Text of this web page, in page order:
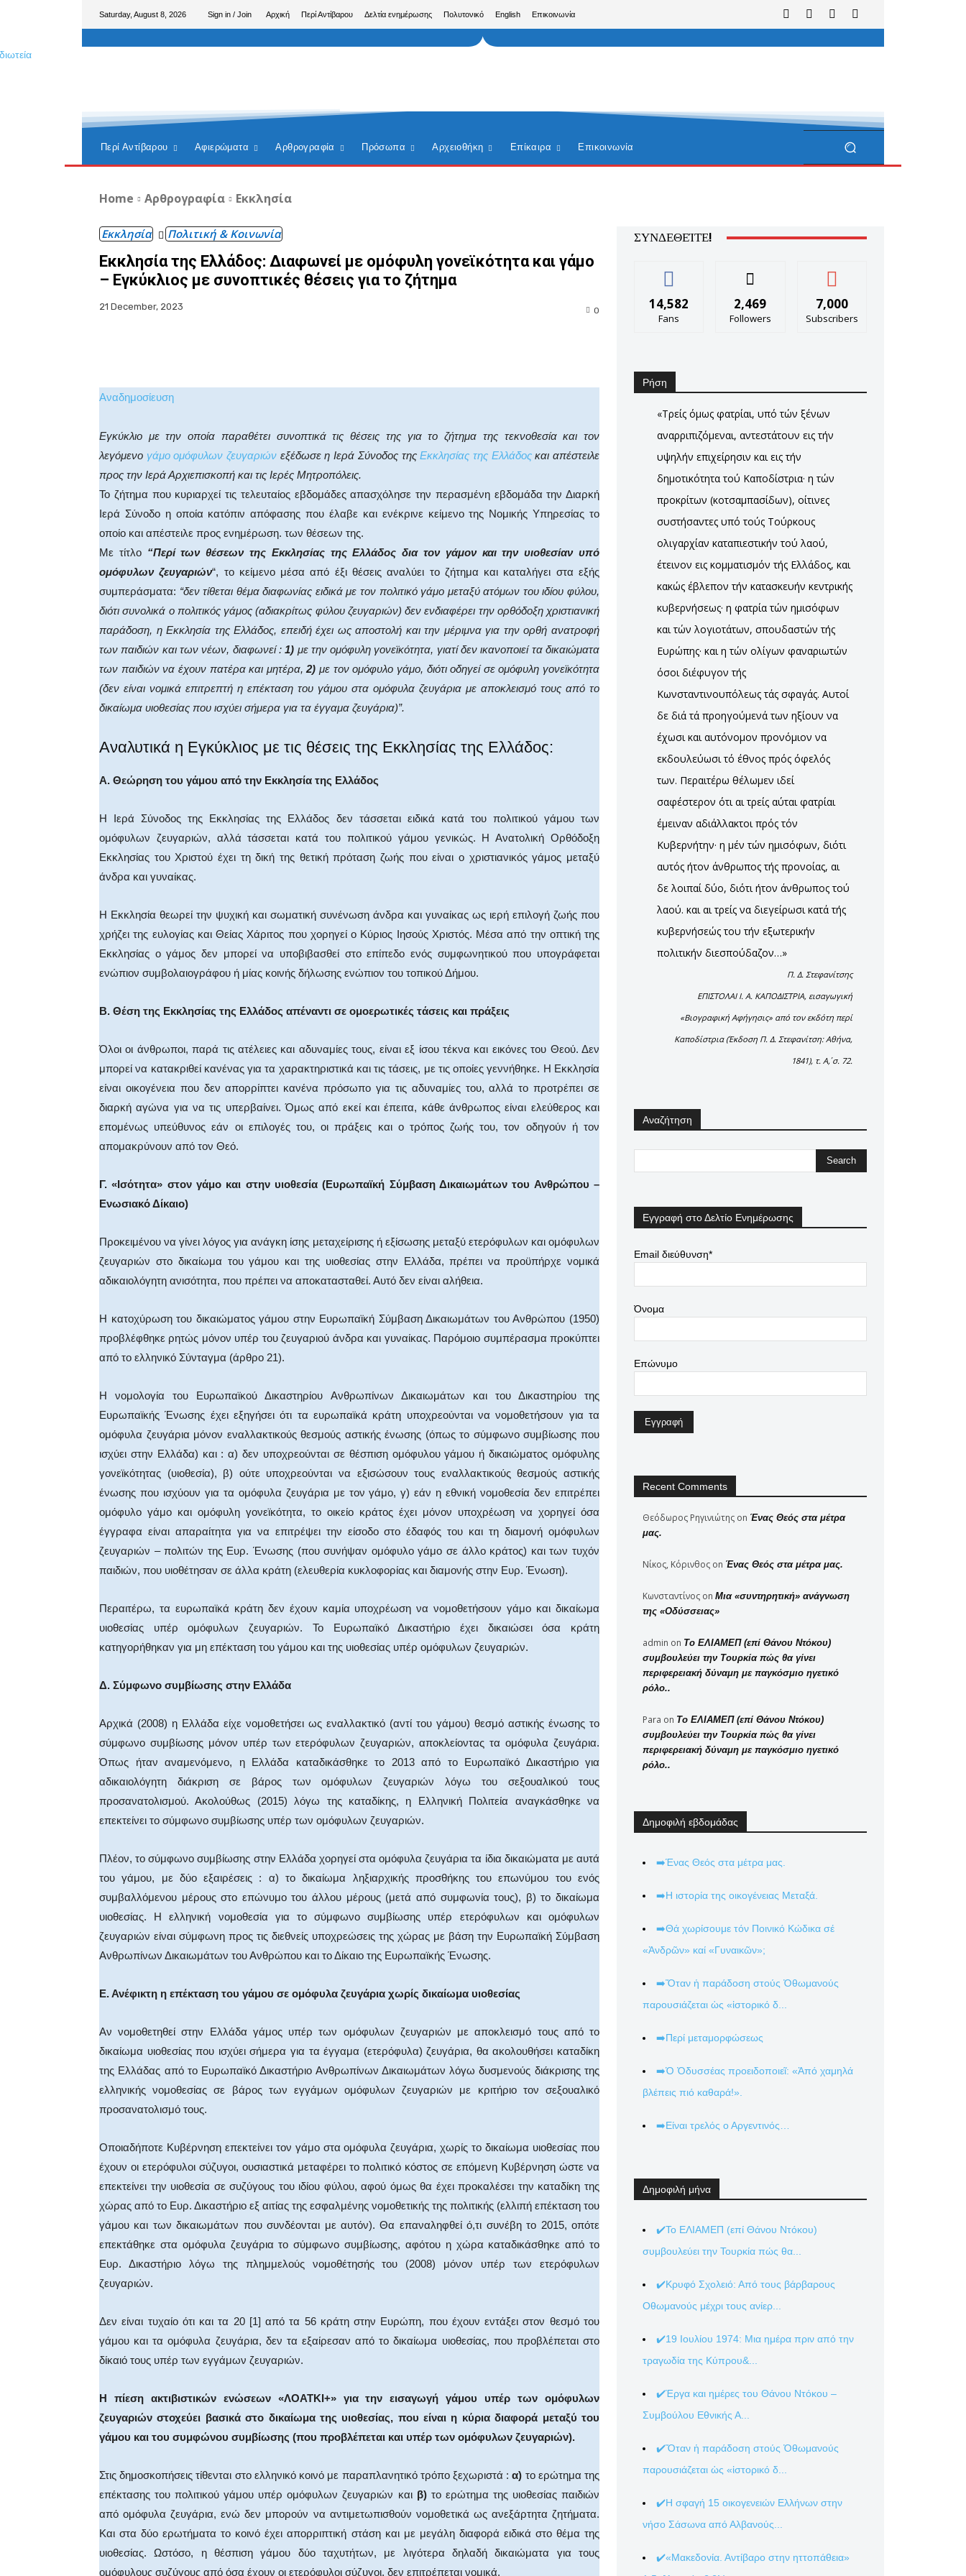
Saturday, August 8, 2026 Sign in / Join Αρχική Περί Αντίβαρου Δελτία ενημέρωσης Πολυτονικό English Επικοινωνία
Περί Αντίβαρου Αφιερώματα Αρθρογραφία Πρόσωπα Αρχειοθήκη Επίκαιρα Επικοινωνία
Home Αρθρογραφία Εκκλησία
Εκκλησία Πολιτική & Κοινωνία
Εκκλησία της Ελλάδος: Διαφωνεί με ομόφυλη γονεϊκότητα και γάμο
– Εγκύκλιος με συνοπτικές θέσεις για το ζήτημα
21 December, 2023 0
Αναδημοσίευση
Εγκύκλιο με την οποία παραθέτει συνοπτικά τις θέσεις της για το ζήτημα της τεκνοθεσία και τον
λεγόμενο γάμο ομόφυλων ζευγαριών εξέδωσε η Ιερά Σύνοδος τηςΕκκλησίας της Ελλάδοςκαι απέστειλε
προς την Ιερά Αρχιεπισκοπή και τις Ιερές Μητροπόλεις.
Το ζήτημα που κυριαρχεί τις τελευταίος εβδομάδες απασχόλησε την περασμένη εβδομάδα την Διαρκή
Ιερά Σύνοδο η οποία κατόπιν απόφασης που έλαβε και ενέκρινε κείμενο της Νομικής Υπηρεσίας το
οποίο και απέστειλε προς ενημέρωση. των θέσεων της.
Με τίτλο “Περί των θέσεων της Εκκλησίας της Ελλάδος δια τον γάμον και την υιοθεσίαν υπό
ομόφυλων ζευγαριών“, το κείμενο μέσα από έξι θέσεις αναλύει το ζήτημα και καταλήγει στα εξής
συμπεράσματα: “δεν τίθεται θέμα διαφωνίας ειδικά με τον πολιτικό γάμο μεταξύ ατόμων του ιδίου φύλου,
διότι συνολικά ο πολιτικός γάμος (αδιακρίτως φύλου ζευγαριών) δεν ενδιαφέρει την ορθόδοξη χριστιανική
παράδοση, η Εκκλησία της Ελλάδος, επειδή έχει ως αποστολή και την μέριμνα για την ορθή ανατροφή
των παιδιών και των νέων, διαφωνεί :1) με την ομόφυλη γονεϊκότητα, γιατί δεν ικανοποιεί τα δικαιώματα
των παιδιών να έχουν πατέρα και μητέρα,2) με τον ομόφυλο γάμο, διότι οδηγεί σε ομόφυλη γονεϊκότητα
(δεν είναι νομικά επιτρεπτή η επέκταση του γάμου στα ομόφυλα ζευγάρια με αποκλεισμό τους από το
δικαίωμα υιοθεσίας που ισχύει σήμερα για τα έγγαμα ζευγάρια)”.
Αναλυτικά η Εγκύκλιος με τις θέσεις της Εκκλησίας της Ελλάδος:
Α. Θεώρηση του γάμου από την Εκκλησία της Ελλάδος
Η Ιερά Σύνοδος της Εκκλησίας της Ελλάδος δεν τάσσεται ειδικά κατά του πολιτικού γάμου των
ομόφυλων ζευγαριών, αλλά τάσσεται κατά του πολιτικού γάμου γενικώς. Η Ανατολική Ορθόδοξη
Εκκλησίας του Χριστού έχει τη δική της θετική πρόταση ζωής που είναι ο χριστιανικός γάμος μεταξύ
άνδρα και γυναίκας.
Η Εκκλησία θεωρεί την ψυχική και σωματική συνένωση άνδρα και γυναίκας ως ιερή επιλογή ζωής που
χρήζει της ευλογίας και Θείας Χάριτος που χορηγεί ο Κύριος Ιησούς Χριστός. Μέσα από την οπτική της
Εκκλησίας ο γάμος δεν μπορεί να υποβιβασθεί στο επίπεδο ενός συμφωνητικού που υπογράφεται
ενώπιον συμβολαιογράφου ή μίας κοινής δήλωσης ενώπιον του τοπικού Δήμου.
Β. Θέση της Εκκλησίας της Ελλάδος απέναντι σε ομοερωτικές τάσεις και πράξεις
Όλοι οι άνθρωποι, παρά τις ατέλειες και αδυναμίες τους, είναι εξ ίσου τέκνα και εικόνες του Θεού. Δεν
μπορεί να κατακριθεί κανένας για τα χαρακτηριστικά και τις τάσεις, με τις οποίες γεννήθηκε. Η Εκκλησία
είναι οικογένεια που δεν απορρίπτει κανένα πρόσωπο για τις αδυναμίες του, αλλά το προτρέπει σε
διαρκή αγώνα για να τις υπερβαίνει. Όμως από εκεί και έπειτα, κάθε άνθρωπος είναι ελεύθερος και
επομένως υπεύθυνος εάν οι επιλογές του, οι πράξεις και ο τρόπος ζωής του, τον οδηγούν ή τον
απομακρύνουν από τον Θεό.
Γ. «Ισότητα» στον γάμο και στην υιοθεσία (Ευρωπαϊκή Σύμβαση Δικαιωμάτων του Ανθρώπου –
Ενωσιακό Δίκαιο)
Προκειμένου να γίνει λόγος για ανάγκη ίσης μεταχείρισης ή εξίσωσης μεταξύ ετερόφυλων και ομόφυλων
ζευγαριών στο δικαίωμα του γάμου και της υιοθεσίας στην Ελλάδα, πρέπει να προϋπήρχε νομικά
αδικαιολόγητη ανισότητα, που πρέπει να αποκατασταθεί. Αυτό δεν είναι αλήθεια.
Η κατοχύρωση του δικαιώματος γάμου στην Ευρωπαϊκή Σύμβαση Δικαιωμάτων του Ανθρώπου (1950)
προβλέφθηκε ρητώς μόνον υπέρ του ζευγαριού άνδρα και γυναίκας. Παρόμοιο συμπέρασμα προκύπτει
από το ελληνικό Σύνταγμα (άρθρο 21).
Η νομολογία του Ευρωπαϊκού Δικαστηρίου Ανθρωπίνων Δικαιωμάτων και του Δικαστηρίου της
Ευρωπαϊκής Ένωσης έχει εξηγήσει ότι τα ευρωπαϊκά κράτη υποχρεούνται να νομοθετήσουν για τα
ομόφυλα ζευγάρια μόνον εναλλακτικούς θεσμούς αστικής ένωσης (όπως το σύμφωνο συμβίωσης που
ισχύει στην Ελλάδα) και : α) δεν υποχρεούνται σε θέσπιση ομόφυλου γάμου ή δικαιώματος ομόφυλης
γονεϊκότητας (υιοθεσία), β) ούτε υποχρεούνται να εξισώσουν τους εναλλακτικούς θεσμούς αστικής
ένωσης που ισχύουν για τα ομόφυλα ζευγάρια με τον γάμο, γ) εάν η εθνική νομοθεσία δεν επιτρέπει
ομόφυλο γάμο και ομόφυλη γονεϊκότητα, το οικείο κράτος έχει μόνον υποχρέωση να χορηγεί όσα
έγγραφα είναι απαραίτητα για να επιτρέψει την είσοδο στο έδαφός του και τη διαμονή ομόφυλων
ζευγαριών – πολιτών της Ευρ. Ένωσης (που συνήψαν ομόφυλο γάμο σε άλλο κράτος) και των τυχόν
παιδιών, που υιοθέτησαν σε άλλα κράτη (ελευθερία κυκλοφορίας και διαμονής στην Ευρ. Ένωση).
Περαιτέρω, τα ευρωπαϊκά κράτη δεν έχουν καμία υποχρέωση να νομοθετήσουν γάμο και δικαίωμα
υιοθεσίας υπέρ ομόφυλων ζευγαριών. Το Ευρωπαϊκό Δικαστήριο έχει δικαιώσει όσα κράτη
κατηγορήθηκαν για μη επέκταση του γάμου και της υιοθεσίας υπέρ ομόφυλων ζευγαριών.
Δ. Σύμφωνο συμβίωσης στην Ελλάδα
Αρχικά (2008) η Ελλάδα είχε νομοθετήσει ως εναλλακτικό (αντί του γάμου) θεσμό αστικής ένωσης το
σύμφωνο συμβίωσης μόνον υπέρ των ετερόφυλων ζευγαριών, αποκλείοντας τα ομόφυλα ζευγάρια.
Όπως ήταν αναμενόμενο, η Ελλάδα καταδικάσθηκε το 2013 από το Ευρωπαϊκό Δικαστήριο για
αδικαιολόγητη διάκριση σε βάρος των ομόφυλων ζευγαριών λόγω του σεξουαλικού τους
προσανατολισμού. Ακολούθως (2015) λόγω της καταδίκης, η Ελληνική Πολιτεία αναγκάσθηκε να
επεκτείνει το σύμφωνο συμβίωσης υπέρ των ομόφυλων ζευγαριών.
Πλέον, το σύμφωνο συμβίωσης στην Ελλάδα χορηγεί στα ομόφυλα ζευγάρια τα ίδια δικαιώματα με αυτά
του γάμου, με δύο εξαιρέσεις : α) το δικαίωμα ληξιαρχικής προσθήκης του επωνύμου του ενός
συμβαλλόμενου μέρους στο επώνυμο του άλλου μέρους (μετά από συμφωνία τους), β) το δικαίωμα
υιοθεσίας. Η ελληνική νομοθεσία για το σύμφωνο συμβίωσης υπέρ ετερόφυλων και ομόφυλων
ζευγαριών είναι σύμφωνη προς τις διεθνείς υποχρεώσεις της χώρας με βάση την Ευρωπαϊκή Σύμβαση
Ανθρωπίνων Δικαιωμάτων του Ανθρώπου και το Δίκαιο της Ευρωπαϊκής Ένωσης.
Ε. Ανέφικτη η επέκταση του γάμου σε ομόφυλα ζευγάρια χωρίς δικαίωμα υιοθεσίας
Αν νομοθετηθεί στην Ελλάδα γάμος υπέρ των ομόφυλων ζευγαριών με αποκλεισμό τους από το
δικαίωμα υιοθεσίας που ισχύει σήμερα για τα έγγαμα (ετερόφυλα) ζευγάρια, θα ακολουθήσει καταδίκη
της Ελλάδας από το Ευρωπαϊκό Δικαστήριο Ανθρωπίνων Δικαιωμάτων λόγω δυσμενούς διάκρισης της
ελληνικής νομοθεσίας σε βάρος των εγγάμων ομόφυλων ζευγαριών με κριτήριο τον σεξουαλικό
προσανατολισμό τους.
Οποιαδήποτε Κυβέρνηση επεκτείνει τον γάμο στα ομόφυλα ζευγάρια, χωρίς το δικαίωμα υιοθεσίας που
έχουν οι ετερόφυλοι σύζυγοι, ουσιαστικά μεταφέρει το πολιτικό κόστος σε επόμενη Κυβέρνηση ώστε να
επεκτείνει την υιοθεσία σε συζύγους του ιδίου φύλου, αφού όμως θα έχει προκαλέσει την καταδίκη της
χώρας από το Ευρ. Δικαστήριο εξ αιτίας της εσφαλμένης νομοθετικής της πολιτικής (ελλιπή επέκταση του
γάμου και των δικαιωμάτων που συνδέονται με αυτόν). Θα επαναληφθεί ό,τι συνέβη το 2015, οπότε
επεκτάθηκε στα ομόφυλα ζευγάρια το σύμφωνο συμβίωσης, αφότου η χώρα καταδικάσθηκε από το
Ευρ. Δικαστήριο λόγω της πλημμελούς νομοθέτησής του (2008) μόνον υπέρ των ετερόφυλων
ζευγαριών.
Δεν είναι τυχαίο ότι και τα 20 [1] από τα 56 κράτη στην Ευρώπη, που έχουν εντάξει στον θεσμό του
γάμου και τα ομόφυλα ζευγάρια, δεν τα εξαίρεσαν από το δικαίωμα υιοθεσίας, που προβλέπεται στο
δίκαιό τους υπέρ των εγγάμων ζευγαριών.
Η πίεση ακτιβιστικών ενώσεων «ΛΟΑΤΚΙ+» για την εισαγωγή γάμου υπέρ των ομόφυλων
ζευγαριών στοχεύει βασικά στο δικαίωμα της υιοθεσίας, που είναι η κύρια διαφορά μεταξύ του
γάμου και του συμφώνου συμβίωσης (που προβλέπεται και υπέρ των ομόφυλων ζευγαριών).
Στις δημοσκοπήσεις τίθενται στο ελληνικό κοινό με παραπλανητικό τρόπο ξεχωριστά :α) το ερώτημα της
επέκτασης του πολιτικού γάμου υπέρ ομόφυλων ζευγαριών και β)το ερώτημα της υιοθεσίας παιδιών
από ομόφυλα ζευγάρια, ενώ δεν μπορούν να αντιμετωπισθούν νομοθετικά ως ανεξάρτητα ζητήματα.
Και στα δύο ερωτήματα το κοινό έχει απορριπτική στάση και με μεγάλη διαφορά ειδικά στο θέμα της
υιοθεσίας. Ωστόσο, η θέσπιση γάμου δύο ταχυτήτων, με λιγότερα δηλαδή δικαιώματα για τους
ομόφυλους συζύγους από όσα έχουν οι ετερόφυλοι σύζυγοι, δεν επιτρέπεται νομικά.
ΣΥΝΔΕΘΕΊΤΕ!
14,582
Fans
2,469
Followers
7,000
Subscribers
Ρήση
«Τρείς όμως φατρίαι, υπό τών ξένων
αναρριπιζόμεναι, αντεστάτουν εις τήν
υψηλήν επιχείρησιν και εις τήν
δημοτικότητα τού Καποδίστρια· η τών
προκρίτων (κοτσαμπασίδων), οίτινες
συστήσαντες υπό τούς Τούρκους
ολιγαρχίαν καταπιεστικήν τού λαού,
έτεινον εις κομματισμόν τής Ελλάδος, και
κακώς έβλεπον τήν κατασκευήν κεντρικής
κυβερνήσεως· η φατρία τών ημισόφων
και τών λογιοτάτων, σπουδαστών τής
Ευρώπης· και η τών ολίγων φαναριωτών
όσοι διέφυγον τής
Κωνσταντινουπόλεως τάς σφαγάς. Αυτοί
δε διά τά προηγούμενά των ηξίουν να
έχωσι και αυτόνομον προνόμιον να
εκδουλεύωσι τό έθνος πρός όφελός
των. Περαιτέρω θέλωμεν ιδεί
σαφέστερον ότι αι τρείς αύται φατρίαι
έμειναν αδιάλλακτοι πρός τόν
Κυβερνήτην· η μέν τών ημισόφων, διότι
αυτός ήτον άνθρωπος τής προνοίας, αι
δε λοιπαί δύο, διότι ήτον άνθρωπος τού
λαού. και αι τρείς να διεγείρωσι κατά τής
κυβερνήσεώς του τήν εξωτερικήν
πολιτικήν διεσπούδαζον…»
Π. Δ. Στεφανίτσης
ΕΠΙΣΤΟΛΑΙ Ι. Α. ΚΑΠΟΔΙΣΤΡΙΑ, εισαγωγική
«Βιογραφική Αφήγησις» από τον εκδότη περί
Καποδίστρια (Έκδοση Π. Δ. Στεφανίτση: Αθήνα,
1841), τ. Α΄, σ. 72.
Αναζήτηση
Εγγραφή στο Δελτίο Ενημέρωσης
Email διεύθυνση*
Όνομα
Επώνυμο
Recent Comments
Θεόδωρος Ρηγινιώτης on Ένας Θεός στα μέτρα
μας.
Νίκος, Κόρινθος on Ένας Θεός στα μέτρα μας.
Κωνσταντίνος on Μια «συντηρητική» ανάγνωση
της «Οδύσσειας»
admin on Το ΕΛΙΑΜΕΠ (επί Θάνου Ντόκου)
συμβουλεύει την Τουρκία πώς θα γίνει
περιφερειακή δύναμη με παγκόσμιο ηγετικό
ρόλο..
Para on Το ΕΛΙΑΜΕΠ (επί Θάνου Ντόκου)
συμβουλεύει την Τουρκία πώς θα γίνει
περιφερειακή δύναμη με παγκόσμιο ηγετικό
ρόλο..
Δημοφιλή εβδομάδας
➡️Ένας Θεός στα μέτρα μας.
➡️Η ιστορία της οικογένειας Μεταξά.
➡️Θά χωρίσουμε τόν Ποινικό Κώδικα σέ
«Ἀνδρῶν» καί «Γυναικῶν»;
➡️Ὅταν ἡ παράδοση στούς Ὀθωμανούς
παρουσιάζεται ὡς «ἱστορικό δ...
➡️Περί μεταμορφώσεως
➡️Ὁ Ὀδυσσέας προειδοποιεῖ: «Ἀπό χαμηλά
βλέπεις πιό καθαρά!».
➡️Είναι τρελός ο Αργεντινός…
Δημοφιλή μήνα
✔️Το ΕΛΙΑΜΕΠ (επί Θάνου Ντόκου)
συμβουλεύει την Τουρκία πώς θα...
✔️Κρυφό Σχολειό: Από τους βάρβαρους
Οθωμανούς μέχρι τους ανίερ...
✔️19 Ιουλίου 1974: Μια ημέρα πριν από την
τραγωδία της Κύπρου&...
✔️Έργα και ημέρες του Θάνου Ντόκου –
Συμβούλου Εθνικής Α...
✔️Ὅταν ἡ παράδοση στούς Ὀθωμανούς
παρουσιάζεται ὡς «ἱστορικό δ...
✔️Η σφαγή 15 οικογενειών Ελλήνων στην
νήσο Σάσωνα από Αλβανούς...
✔️«Μακεδονία. Αντίβαρο στην ηττοπάθεια»